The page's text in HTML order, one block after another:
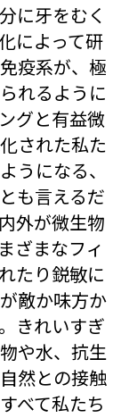
に牙をむく
によって研
疫系が、極
れるように
グと有益微
された私た
うになる、
も言えるだ
外が微生物
ざまなフィ
たり鋭敏に
敵か味方か
きれいすぎ
や水、抗生
然との接触
べて私たち